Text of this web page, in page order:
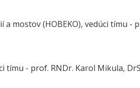
mostov (HOBEKO), vedúci tímu -
tímu - prof. RNDr. Karol Mikula,